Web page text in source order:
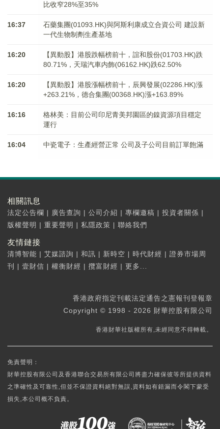
比收窄28%至35%
16:37
石藥集團(01093.HK)與阿斯利康成立合資公司 建設新
一代生物制劑生產基地
16:20
【異動股】港股跌幅榜前十，誼和股份(01703.HK)跌
80.71%，天瑞汽車内飾(06162.HK)跌62.50%
16:20
【異動股】港股漲幅榜前十，辰興發展(02286.HK)漲
+263.21%，德合集團(00368.HK)漲+163.89%
16:16
格林美：目前公司印尼青美邦園區的鎳資源項目穩定
運行
16:04 中瓷電子：生產經營正常 公司及子公司目前訂單飽滿
相關訊息
法定公告欄 | 廣告查詢 | 公司介紹 | 專欄邀稿 | 投資者關係 |
版權聲明 | 重要聲明 | 私隱政策 | 聯絡我們
友情鏈接
清博智能 | 艾媒諮詢 | 和訊 | 新時空 | 時代財經 | 證券市場周
刊
| 壹財信 | 權衡財經 | 攬富財經 | 更多...
香港政府指定刊載法定通告之憲報刊登報章
Copyright © 1998 - 2026 財華控股有限公司
香港財華社版權所有,未經同意不得轉載。
免責聲明：
財華控股有限公司及香港聯合交易所有限公司將盡力確保彼等所提供資料
之準確性及可靠性,但並不保證資料絕對無誤,資料如有錯漏而令閣下蒙受
損失,本公司概不負責。